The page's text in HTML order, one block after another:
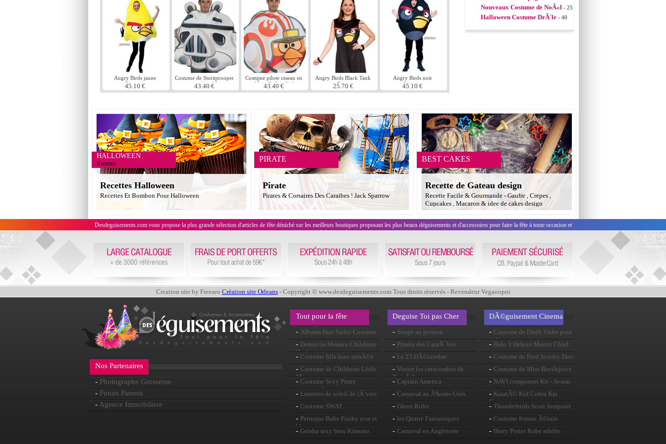
Angry Birds jaune
Costume
45.10 €
Costume de Stormtrooper
oiseau en colÃ¨re
43.40 €
Costume pilote oiseau en
colÃ¨re Fighter Luke
43.40 €
Angry Birds Black Tank
Dress
25.70 €
Angry Birds noir
Costume
45.10 €
Nouveaux Costume de NoÃ«l - 25
Halloween Costume DrÃ´le - 40
HALLOWEEN
Recettes
Recettes Halloween
Recettes Et Bombon Pour Halloween
PIRATE
Pirate
Pirates & Corsaires Des Caraibes ! Jack Sparrow
BEST CAKES
Recette de Gateau design
Recette Facile & Gourmande - Gaufre , Crepes ,
Cupcakes , Macaron & idee de cakes design
Desdeguisements.com vous propose la plus grande sélection d'articles de fête déniché sur les meilleurs boutiques proposant les plus beaux déguisements et d'accessoires pour faire la fête à toute occasion et
évènement !
Creation site by Freeseo Création site Orleans- Copyright © www.desdeguisements.com Tous droits réservés - Revendeur Vegaoopro
Nos Partenaires
- Photographe Grossesse
- Futurs Parents
- Agence Immobiliere
Tout pour la fête
- Albums Hun Sailor Costume
- Dennis la Menace Childrens
Costume
- Costume fille luxe armÃ©e
russe
- Costume de Childrens Little
Missy souris
- Costume Sexy Pirate
steampunk
- Lunettes de soleil de lÃ¨vres
- Costume SWAT
- Perruque Babe Funky rose et
bleu
- Geisha sexy bleu Kimono
Deguise Toi pas Cher
- Soupe au potiron
- Pirates des CaraÃ¯bes
- Le 25 DÃ©cembre
- Visiter les catacombes de
ParisÂ ?
- Captain America
- Carnaval au Ã‰tats-Unis
- Ghost Rider
- les Quatre Fantastiques
- Carnaval en Angleterre
DÃ©guisement Cinema
- Costume de Darth Vader pour
enfants
- Halo 3 Deluxe Master Chief
- Costume de Fred Scooby Doo
- Costume de Miss Beetlejuice
- NAVI composent Kit - Avatar
- KaratÃ© Kid Cobra Kai
Costume
- Thunderbirds Scott Jumpsuit
- Costume femme Ã©tain
- Harry Potter Robe adulte